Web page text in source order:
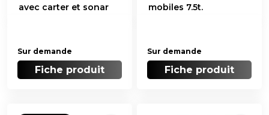
avec carter et sonar
Sur demande
Fiche produit
mobiles 7.5t.
Sur demande
Fiche produit